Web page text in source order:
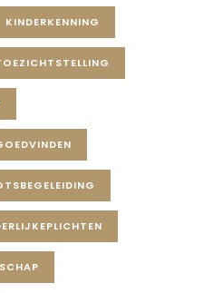
KINDERKENNING